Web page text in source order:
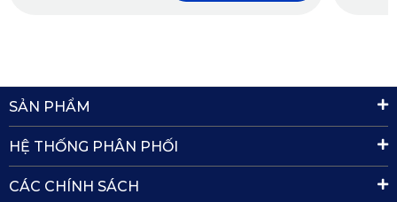
sẻ của KATA về mẫu thảm phù hợp cho xe Hyundai Custin
sẽ giúp khách hàng nhanh chóng mua được thảm ưng ý.
Hãy liên hệ với chúng tôi để tiện đặt thảm và nhận nhiều ưu
đãi hấp dẫn trong tháng.
SẢN PHẨM
HỆ THỐNG PHÂN PHỐI
CÁC CHÍNH SÁCH